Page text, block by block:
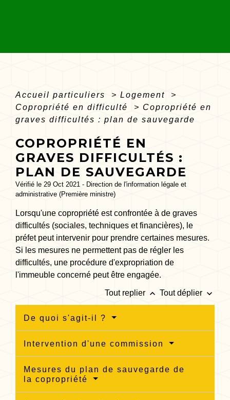
Accueil particuliers > Logement
>
Copropriété en difficulté
> Copropriété en
graves difficultés : plan de sauvegarde
COPROPRIÉTÉ EN
GRAVES DIFFICULTÉS :
PLAN DE SAUVEGARDE
Vérifié le 29 Oct 2021 - Direction de l'information légale et
administrative (Première ministre)
Lorsqu'une copropriété est confrontée à de graves
difficultés (sociales, techniques et financières), le
préfet peut intervenir pour prendre certaines mesures.
Si les mesures ne permettent pas de régler les
difficultés, une procédure d'expropriation de
l'immeuble concerné peut être engagée.
Tout replier keyboard_arrow_up Tout déplier keyboard_arrow_down
De quoi s'agit-il ?
Intervention d'une commission
Mesures du plan de sauvegarde de
la copropriété